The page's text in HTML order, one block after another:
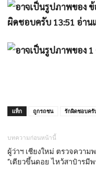
แท็ก ถูกรถชน รักผิดชอบครั
บทความก่อนหน้านี้
ผู้ว่าฯ เชียงใหม่ ตรวจความ
“เตียวขึ้นดอย ไหว้สาป๋ารมี